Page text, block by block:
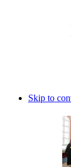
Skip to